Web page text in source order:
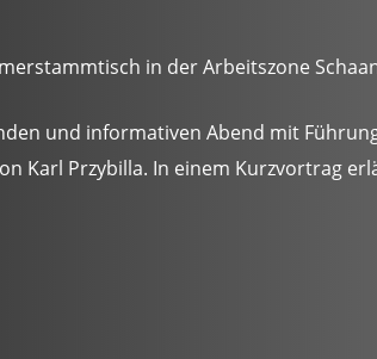
in der Arbeitszone
und informativen Abend mit
Karl Przybilla. In einem Kurzvortrag